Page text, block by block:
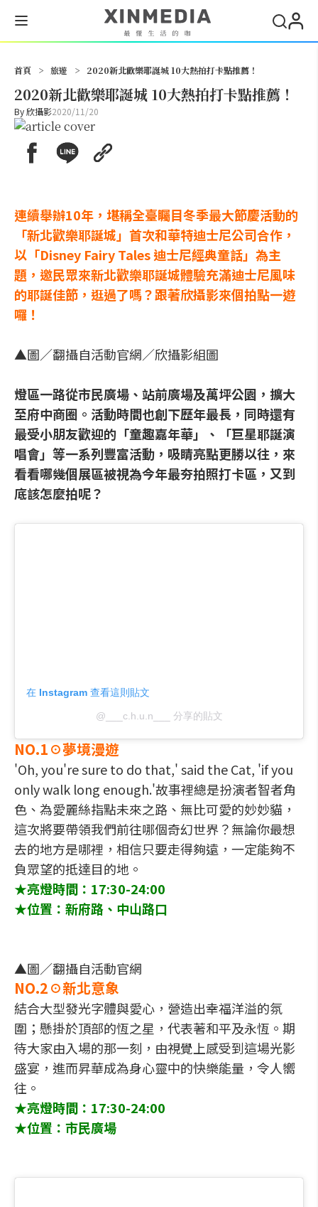
首頁 > 旅遊 > 2020新北歡樂耶誕城 10大熱拍打卡點推薦！
2020新北歡樂耶誕城 10大熱拍打卡點推薦！
By欣攝影2020/11/20
連續舉辦10年，堪稱全臺矚目冬季最大節慶活動的
「新北歡樂耶誕城」首次和華特迪士尼公司合作，
以「Disney Fairy Tales 迪士尼經典童話」為主
題，邀民眾來新北歡樂耶誕城體驗充滿迪士尼風味
的耶誕佳節，逛過了嗎？跟著欣攝影來個拍點一遊
囉！
▲圖／翻攝自活動官網／欣攝影組圖
燈區一路從市民廣場、站前廣場及萬坪公園，擴大
至府中商圈。活動時間也創下歷年最長，同時還有
最受小朋友歡迎的「童趣嘉年華」、「巨星耶誕演
唱會」等一系列豐富活動，吸睛亮點更勝以往，來
看看哪幾個展區被視為今年最夯拍照打卡區，又到
底該怎麼拍呢？
在 Instagram 查看這則貼文
@___c.h.u.n___ 分享的貼文
NO.1☉夢境漫遊
'Oh, you're sure to do that,' said the Cat, 'if you
only walk long enough.'故事裡總是扮演者智者角
色、為愛麗絲指點未來之路、無比可愛的妙妙貓，
這次將要帶領我們前往哪個奇幻世界？無論你最想
去的地方是哪裡，相信只要走得夠遠，一定能夠不
負眾望的抵達目的地。
★亮燈時間：17:30-24:00
★位置：新府路、中山路口
▲圖／翻攝自活動官網
NO.2☉新北意象
結合大型發光字體與愛心，營造出幸福洋溢的氛
圍；懸掛於頂部的恆之星，代表著和平及永恆。期
待大家由入場的那一刻，由視覺上感受到這場光影
盛宴，進而昇華成為身心靈中的快樂能量，令人嚮
往。
★亮燈時間：17:30-24:00
★位置：市民廣場